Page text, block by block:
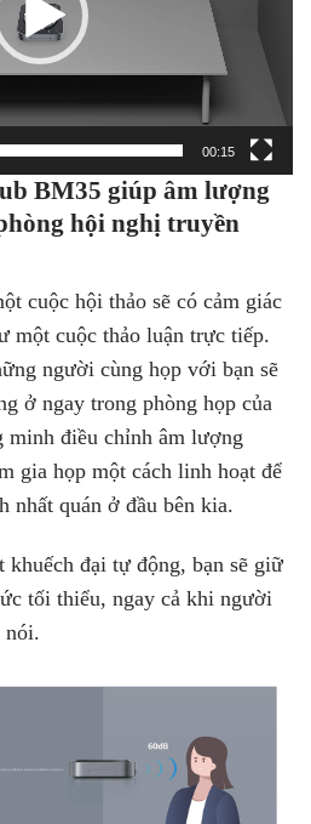
00:15
BM35 giúp âm lượng
hội nghị truyền
cuộc hội thảo sẽ có cảm giác
một cuộc thảo luận trực tiếp.
người cùng họp với bạn sẽ
ở ngay trong phòng họp của
minh điều chỉnh âm lượng
gia họp một cách linh hoạt để
nhất quán ở đầu bên kia.
đại tự động, bạn sẽ giữ
tối thiểu, ngay cả khi người
nói.